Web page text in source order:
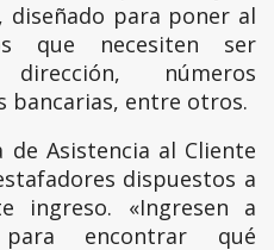
diseñado para poner al
que necesiten ser
números
bancarias, entre otros.
de Asistencia al Cliente
dispuestos a
ingreso. «Ingresen a
para encontrar qué